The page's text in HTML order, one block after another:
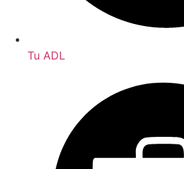
Tu ADL